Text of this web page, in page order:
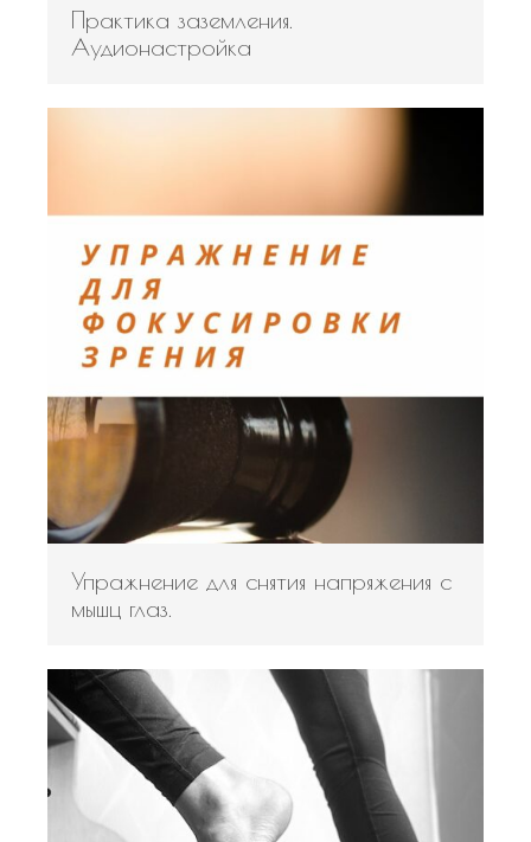
Практика заземления.
Аудионастройка
Упражнение для снятия напряжения с
мышц глаз.